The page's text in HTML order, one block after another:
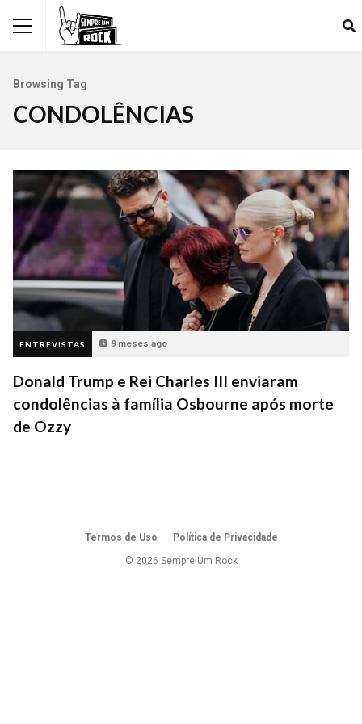
Browsing Tag
CONDOLÊNCIAS
ENTREVISTAS 9 meses ago
Donald Trump e Rei Charles III enviaram
condolências à família Osbourne após morte
de Ozzy
Termos de Uso Política de Privacidade
© 2026 Sempre Um Rock